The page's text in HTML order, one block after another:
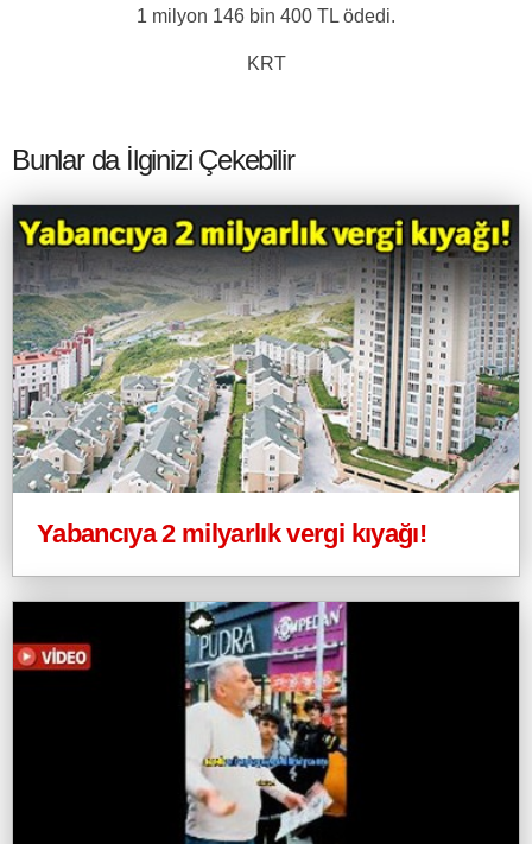
1 milyon 146 bin 400 TL ödedi.
KRT
Bunlar da İlginizi Çekebilir
Yabancıya 2 milyarlık vergi kıyağı!